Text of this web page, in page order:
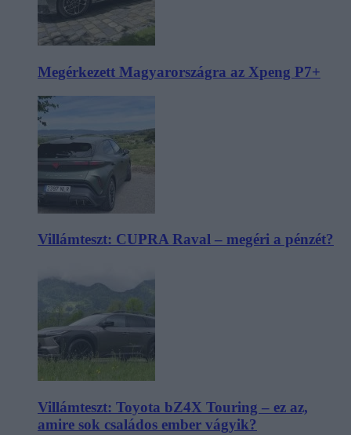
Megérkezett Magyarországra az Xpeng P7+
Villámteszt: CUPRA Raval – megéri a pénzét?
Villámteszt: Toyota bZ4X Touring – ez az,
amire sok családos ember vágyik?